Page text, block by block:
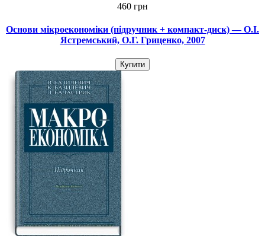
460 грн
Основи мікроекономіки (підручник + компакт-диск) — О.І.
Ястремський, О.Г. Гриценко, 2007
Купити